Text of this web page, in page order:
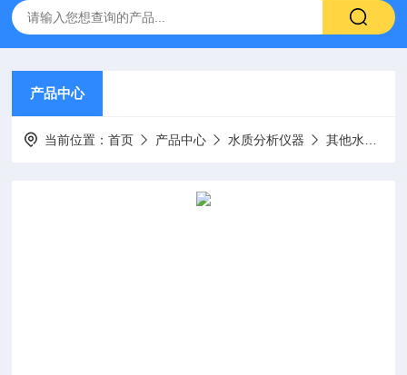
产品中心
当前位置：首页 产品中心 水质分析仪器 其他水质分析仪及配件